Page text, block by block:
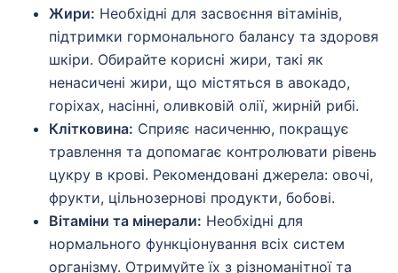
Жири: Необхідні для засвоєння вітамінів,
підтримки гормонального балансу та здоровя
шкіри. Обирайте корисні жири, такі як
ненасичені жири, що містяться в авокадо,
горіхах, насінні, оливковій олії, жирній рибі.
Клітковина: Сприяє насиченню, покращує
травлення та допомагає контролювати рівень
цукру в крові. Рекомендовані джерела: овочі,
фрукти, цільнозернові продукти, бобові.
Вітаміни та мінерали: Необхідні для
нормального функціонування всіх систем
організму. Отримуйте їх з різноманітної та